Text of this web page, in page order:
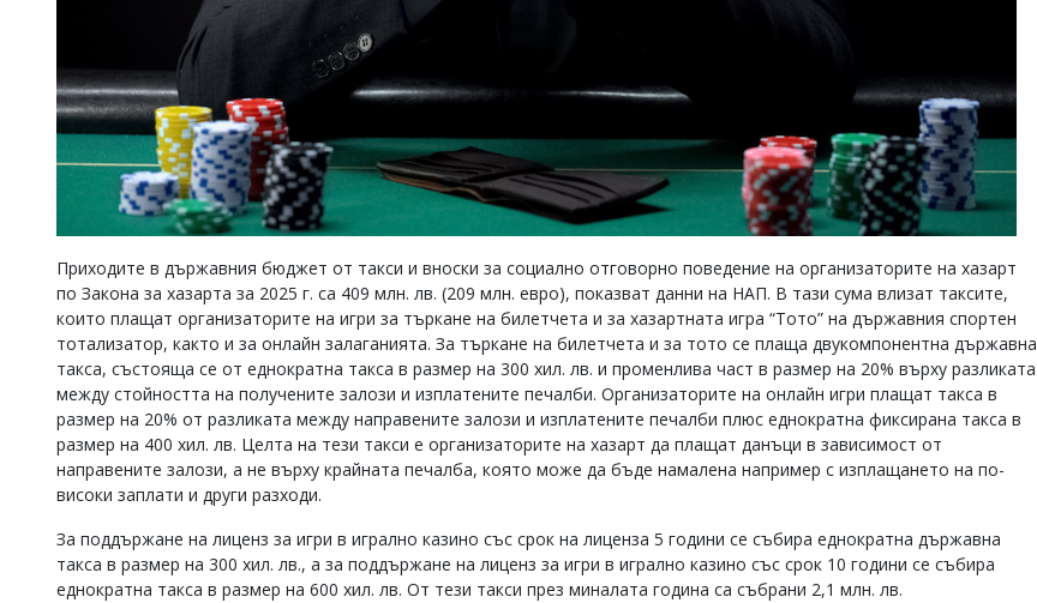
Приходите в държавния бюджет от такси и вноски за социално отговорно поведение на организаторите на хазарт
по Закона за хазарта за 2025 г. са 409 млн. лв. (209 млн. евро), показват данни на НАП. В тази сума влизат таксите,
които плащат организаторите на игри за търкане на билетчета и за хазартната игра “Тото” на държавния спортен
тотализатор, както и за онлайн залаганията. За търкане на билетчета и за тото се плаща двукомпонентна държавна
такса, състояща се от еднократна такса в размер на 300 хил. лв. и променлива част в размер на 20% върху разликата
между стойността на получените залози и изплатените печалби. Организаторите на онлайн игри плащат такса в
размер на 20% от разликата между направените залози и изплатените печалби плюс еднократна фиксирана такса в
размер на 400 хил. лв. Целта на тези такси е организаторите на хазарт да плащат данъци в зависимост от
направените залози, а не върху крайната печалба, която може да бъде намалена например с изплащането на по-
високи заплати и други разходи.
За поддържане на лиценз за игри в игрално казино със срок на лиценза 5 години се събира еднократна държавна
такса в размер на 300 хил. лв., а за поддържане на лиценз за игри в игрално казино със срок 10 години се събира
еднократна такса в размер на 600 хил. лв. От тези такси през миналата година са събрани 2,1 млн. лв.